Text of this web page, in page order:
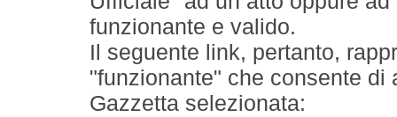
funzionante e valido.
Il seguente link, pertanto,
"funzionante" che consente
Gazzetta selezionata: